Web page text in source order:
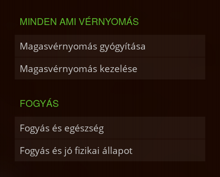
MINDEN AMI VÉRNYOMÁS
Magasvérnyomás gyógyítása
Magasvérnyomás kezelése
FOGYÁS
Fogyás és egészség
Fogyás és jó fizikai állapot